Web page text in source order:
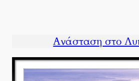
Ανάσταση στο